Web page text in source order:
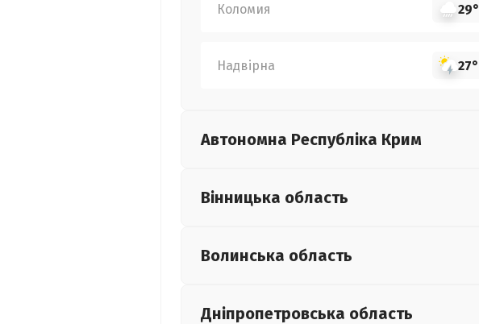
Коломия 29°
Надвірна 27°
Автономна Республіка Крим
Вінницька область
Волинська область
Дніпропетровська область